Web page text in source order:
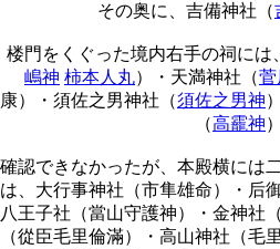
その奥に、吉備神社（
楼門をくぐった境内右手の祠には
嶋神 柿本人丸）・天満神社（菅
康）・須佐之男神社（須佐之男神
（高靇神
確認できなかったが、本殿横には
は、大行事神社（市隼雄命）・后
八王子社（當山守護神）・金神社
（從臣毛里倫滿）・高山神社（毛